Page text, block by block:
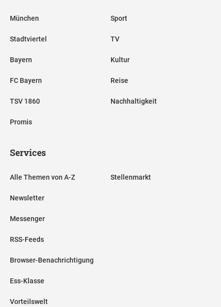
München
Stadtviertel
Bayern
FC Bayern
TSV 1860
Promis
Sport
TV
Kultur
Reise
Nachhaltigkeit
Services
Alle Themen von A-Z
Newsletter
Messenger
RSS-Feeds
Browser-Benachrichtigung
Ess-Klasse
Vorteilswelt
Stellenmarkt